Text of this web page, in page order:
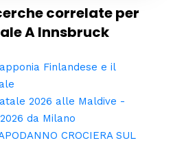
correlate per
A Innsbruck
Finlandese e il
2026 alle Maldive -
da Milano
CROCIERA SUL